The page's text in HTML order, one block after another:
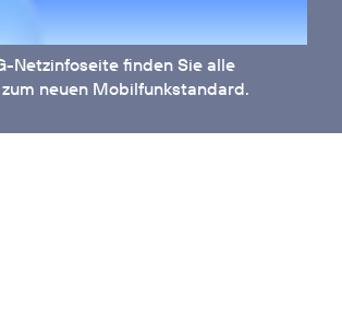
Netzinfoseitefinden Sie alle
neuen Mobilfunkstandard.